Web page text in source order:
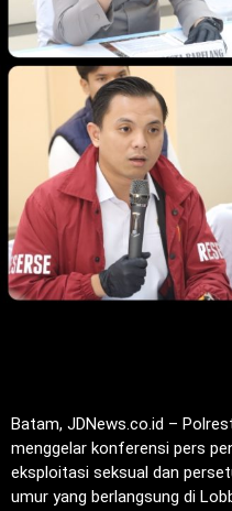
Batam, JDNews.co.id –
menggelar konferensi pers
eksploitasi seksual dan
umur yang berlangsung di